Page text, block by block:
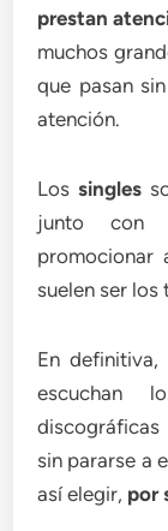
prestan
muchos
que pasan
atención.
Lossingles
junto con
promocionar
suelen ser los
En definitiva,
escuchan
sin pararse a
así elegir, por